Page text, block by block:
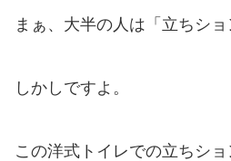
まぁ、大半の人は「立ちショ
しかしですよ。
この洋式トイレでの立ちシ